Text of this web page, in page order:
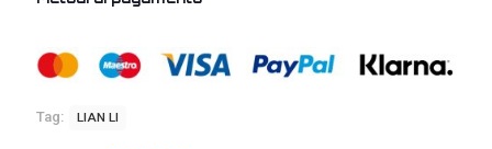
Tag: LIAN LI